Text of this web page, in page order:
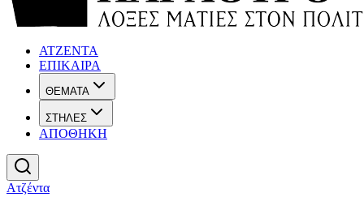
ΑΤΖΕΝΤΑ
ΕΠΙΚΑΙΡΑ
ΘΕΜΑΤΑ
ΣΤΗΛΕΣ
ΑΠΟΘΗΚΗ
Ατζέντα